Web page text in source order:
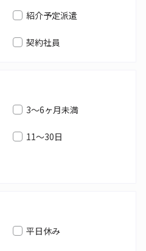
紹介予定派遣
契約社員
3～6ヶ月未満
11～30日
平日休み